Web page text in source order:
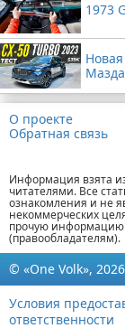
1973
О проекте
Обратная связь
Информация взята
читателями. Все
ознакомления и не
некоммерческих
прочую информацию
(правообладателям).
© «One Volk», 2026
Условия
ответственности